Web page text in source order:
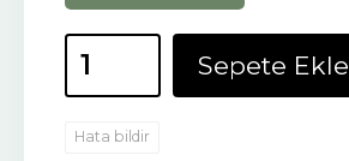
Sepete Ekle
Hata bildir